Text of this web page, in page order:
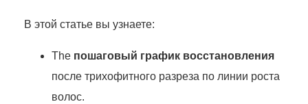
В этой статье вы узнаете:
The пошаговый график восстановления
после трихофитного разреза по линии роста
волос.